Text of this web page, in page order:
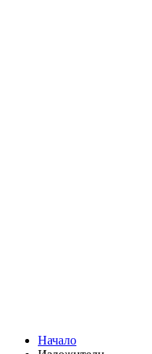
Начало